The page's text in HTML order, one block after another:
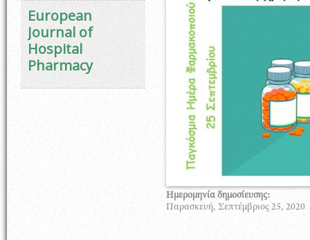
European
Journal of
Hospital
Pharmacy
Ημερομηνία δημοσίευσης:
Παρασκευή, Σεπτέμβριος 25, 2020